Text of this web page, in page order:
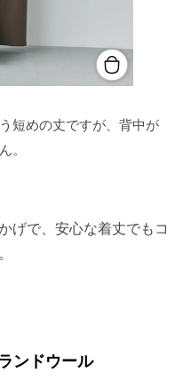
短めの丈ですが、背中が
。
げで、安心な着丈でもコ
ンドウール